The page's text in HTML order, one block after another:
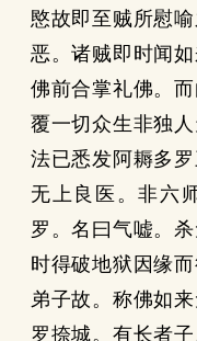
愍故即至贼所慰
恶。诸贼即时闻
佛前合掌礼佛。
覆一切众生非独
法已悉发阿耨多
无上良医。非六
罗。名曰气嘘。
时得破地狱因缘
弟子故。称佛如
罗捺城。有长者